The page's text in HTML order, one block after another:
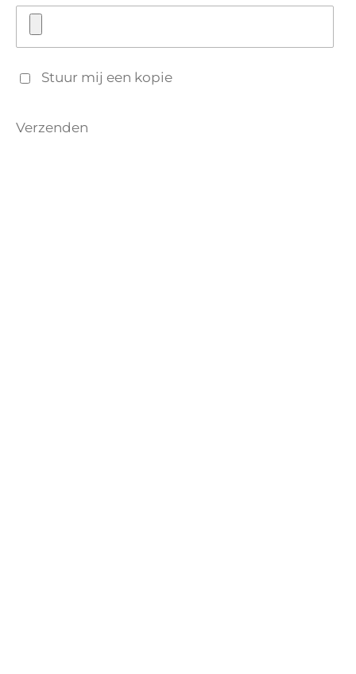
Stuur mij een kopie
Verzenden